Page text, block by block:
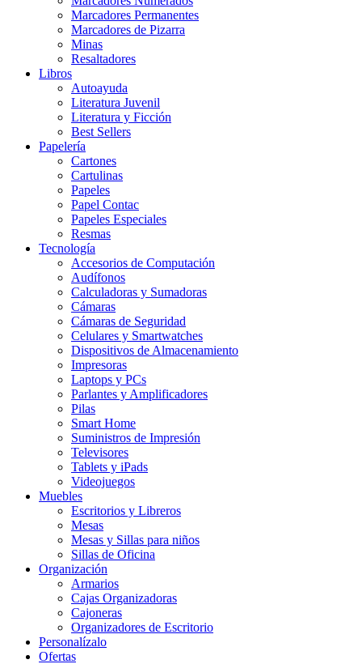
Marcadores Permanentes
Marcadores de Pizarra
Minas
Resaltadores
Libros
Autoayuda
Literatura Juvenil
Literatura y Ficción
Best Sellers
Papelería
Cartones
Cartulinas
Papeles
Papel Contac
Papeles Especiales
Resmas
Tecnología
Accesorios de Computación
Audífonos
Calculadoras y Sumadoras
Cámaras
Cámaras de Seguridad
Celulares y Smartwatches
Dispositivos de Almacenamiento
Impresoras
Laptops y PCs
Parlantes y Amplificadores
Pilas
Smart Home
Suministros de Impresión
Televisores
Tablets y iPads
Videojuegos
Muebles
Escritorios y Libreros
Mesas
Mesas y Sillas para niños
Sillas de Oficina
Organización
Armarios
Cajas Organizadoras
Cajoneras
Organizadores de Escritorio
Personalízalo
Ofertas